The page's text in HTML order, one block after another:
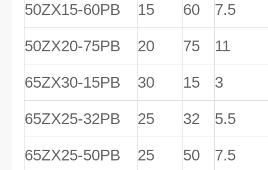
50ZX15-60PB 15 60 7.5
50ZX20-75PB 20 75 11
65ZX30-15PB 30 15 3
65ZX25-32PB 25 32 5.5
65ZX25-50PB 25 50 7.5